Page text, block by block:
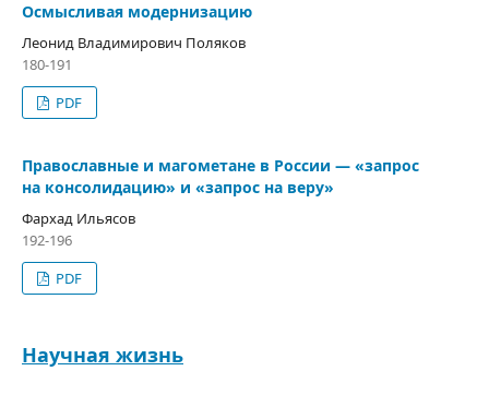
Осмысливая модернизацию
Леонид Владимирович Поляков
180-191
PDF
Православные и магометане в России — «запрос
на консолидацию» и «запрос на веру»
Фархад Ильясов
192-196
PDF
Научная жизнь